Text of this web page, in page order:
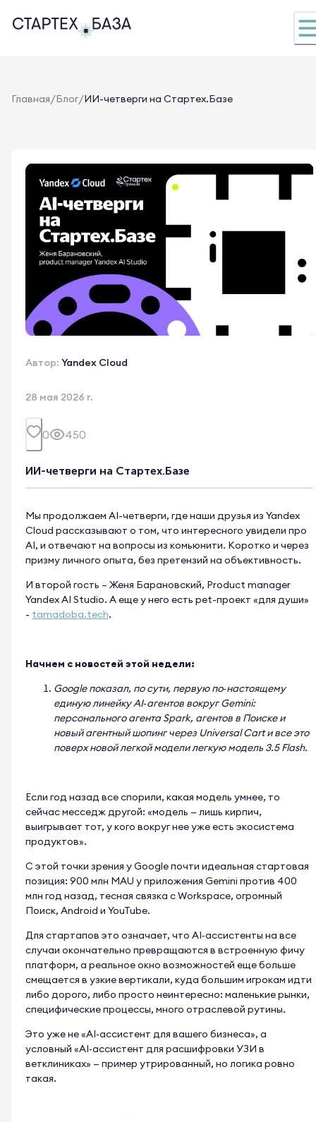
Главная/Блог/ИИ-четверги на Стартех.Базе
Автор: Yandex Cloud
28 мая 2026 г.
0 450
ИИ-четверги на Стартех.Базе
Мы продолжаем AI-четверги, где наши друзья из Yandex
Cloud рассказывают о том, что интересного увидели про
AI, и отвечают на вопросы из комьюнити. Коротко и через
призму личного опыта, без претензий на объективность.
И второй гость – Женя Барановский, Product manager
Yandex AI Studio. А еще у него есть pet-проект «для души»
- tamadoba.tech.
Начнем с новостей этой недели:
Google показал, по сути, первую по‑настоящему
единую линейку AI‑агентов вокруг Gemini:
персонального агента Spark, агентов в Поиске и
новый агентный шопинг через Universal Cart и все это
поверх новой легкой модели легкую модель 3.5 Flash.
Если год назад все спорили, какая модель умнее, то
сейчас месседж другой: «модель — лишь кирпич,
выигрывает тот, у кого вокруг нее уже есть экосистема
продуктов».
С этой точки зрения у Google почти идеальная стартовая
позиция: 900 млн MAU у приложения Gemini против 400
млн год назад, тесная связка с Workspace, огромный
Поиск, Android и YouTube.
Для стартапов это означает, что AI‑ассистенты на все
случаи окончательно превращаются в встроенную фичу
платформ, а реальное окно возможностей еще больше
смещается в узкие вертикали, куда большим игрокам идти
либо дорого, либо просто неинтересно: маленькие рынки,
специфические процессы, много отраслевой рутины.
Это уже не «AI‑ассистент для вашего бизнеса», а
условный «AI‑ассистент для расшифровки УЗИ в
ветклиниках» — пример утрированный, но логика ровно
такая.